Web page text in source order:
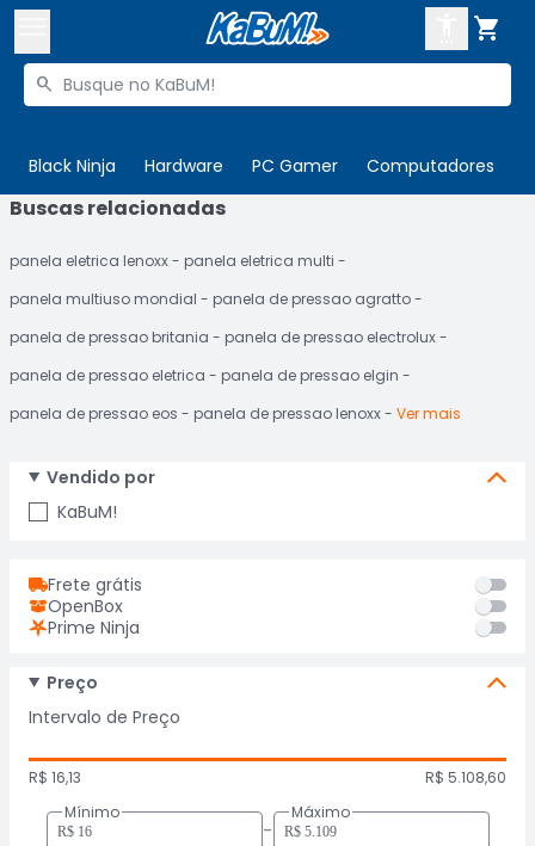

Buscar produtos

Black Ninja Hardware PC Gamer Computadores

 Departamentos
Cupons
Mais Vendidos
ENTRE
CADASTRE-SE
Buscas relacionadas
panela eletrica lenoxx
panela eletrica multi
panela multiuso mondial
panela de pressao agratto
panela de pressao britania
panela de pressao electrolux
panela de pressao eletrica
panela de pressao elgin
panela de pressao eos
panela de pressao lenoxx Ver mais
Vendido por
KaBuM!
Frete grátis
OpenBox
Prime Ninja
Preço
Intervalo de Preço
R$ 16,13
R$ 5.108,60
Mínimo
-
Máximo